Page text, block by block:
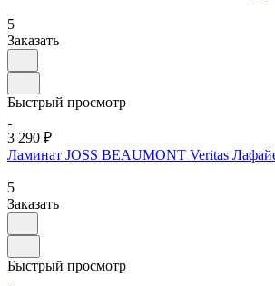
5
Заказать
Быстрый просмотр
3 290 ₽
Ламинат JOSS BEAUMONT Veritas
5
Заказать
Быстрый просмотр